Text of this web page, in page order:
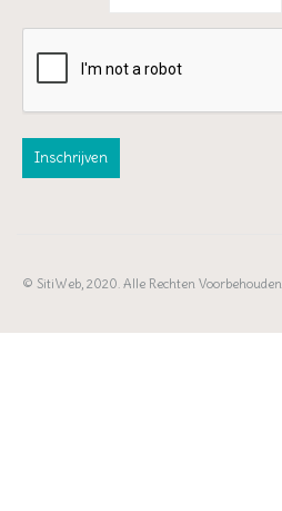
© SitiWeb, 2020. Alle Rechten Voorbehouden.